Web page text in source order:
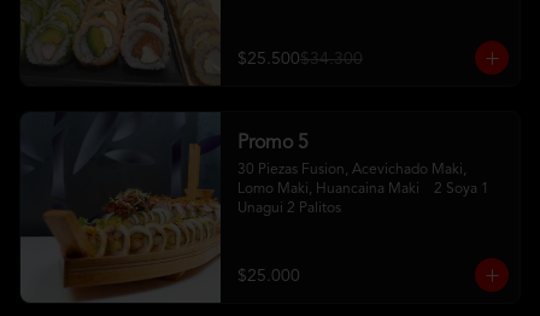
$25.500$34.300
Promo 5
30 Piezas Fusion, Acevichado Maki,
Lomo Maki, Huancaina Maki    2 Soya 1
Unagui 2 Palitos
$25.000